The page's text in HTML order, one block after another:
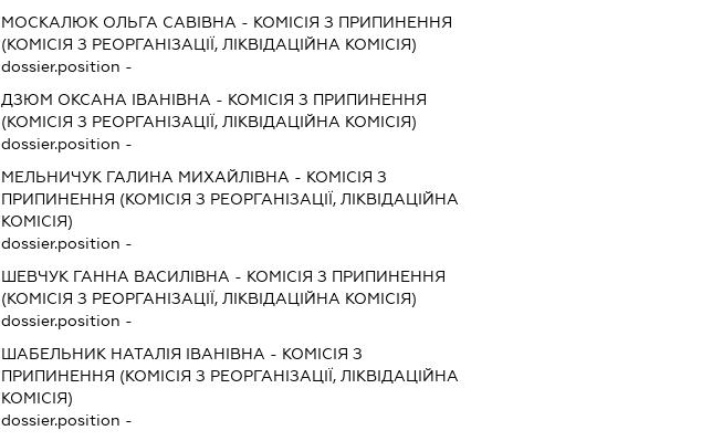
МОСКАЛЮК ОЛЬГА САВІВНА - КОМІСІЯ З ПРИПИНЕННЯ
(КОМІСІЯ З РЕОРГАНІЗАЦІЇ, ЛІКВІДАЦІЙНА КОМІСІЯ)
dossier.position -
ДЗЮМ ОКСАНА ІВАНІВНА - КОМІСІЯ З ПРИПИНЕННЯ
(КОМІСІЯ З РЕОРГАНІЗАЦІЇ, ЛІКВІДАЦІЙНА КОМІСІЯ)
dossier.position -
МЕЛЬНИЧУК ГАЛИНА МИХАЙЛІВНА - КОМІСІЯ З
ПРИПИНЕННЯ (КОМІСІЯ З РЕОРГАНІЗАЦІЇ, ЛІКВІДАЦІЙНА
КОМІСІЯ)
dossier.position -
ШЕВЧУК ГАННА ВАСИЛІВНА - КОМІСІЯ З ПРИПИНЕННЯ
(КОМІСІЯ З РЕОРГАНІЗАЦІЇ, ЛІКВІДАЦІЙНА КОМІСІЯ)
dossier.position -
ШАБЕЛЬНИК НАТАЛІЯ ІВАНІВНА - КОМІСІЯ З
ПРИПИНЕННЯ (КОМІСІЯ З РЕОРГАНІЗАЦІЇ, ЛІКВІДАЦІЙНА
КОМІСІЯ)
dossier.position -